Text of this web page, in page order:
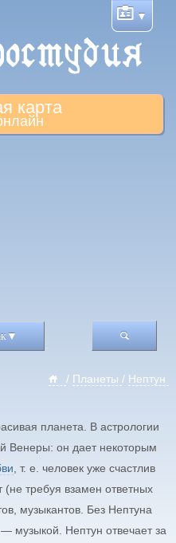
карта
/ Планеты / Нептун
планета. В астрологии
Венеры: он дает некоторым
, т. е. человек уже счастлив
(не требуя взамен ответных
музыкантов. Без Нептуна
музыкой. Нептун отвечает за